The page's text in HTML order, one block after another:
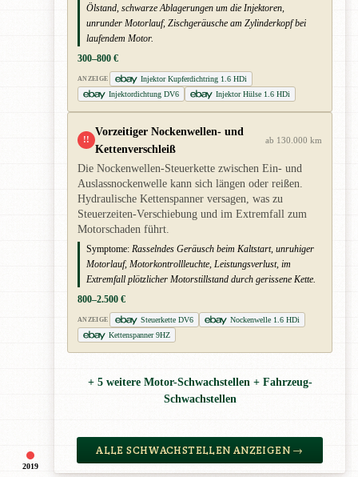
2019
Ölstand, schwarze Ablagerungen um die Injektoren,
unrunder Motorlauf, Zischgeräusche am Zylinderkopf bei
laufendem Motor.
300–800 €
ANZEIGE
Injektor Kupferdichtring 1.6 HDi
Injektordichtung DV6
Injektor Hülse 1.6 HDi
!!
Vorzeitiger Nockenwellen- und
Kettenverschleiß
ab 130.000 km
Die Nockenwellen-Steuerkette zwischen Ein- und
Auslassnockenwelle kann sich längen oder reißen.
Hydraulische Kettenspanner versagen, was zu
Steuerzeiten-Verschiebung und im Extremfall zum
Motorschaden führt.
Symptome: Rasselndes Geräusch beim Kaltstart, unruhiger
Motorlauf, Motorkontrollleuchte, Leistungsverlust, im
Extremfall plötzlicher Motorstillstand durch gerissene Kette.
800–2.500 €
ANZEIGE Steuerkette DV6
Nockenwelle 1.6 HDi
Kettenspanner 9HZ
+ 5 weitere Motor-Schwachstellen + Fahrzeug-
Schwachstellen
ALLE SCHWACHSTELLEN ANZEIGEN →